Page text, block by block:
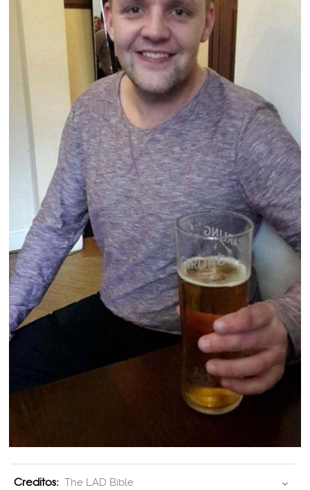
Creditos: The LAD Bible